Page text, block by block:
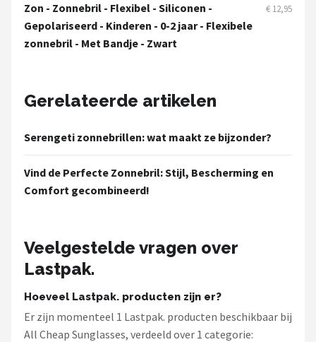
Alle merken →
Zon - Zonnebril - Flexibel - Siliconen -
Gepolariseerd - Kinderen - 0-2 jaar - Flexibele
zonnebril - Met Bandje - Zwart
€ 12,95
Gerelateerde artikelen
Serengeti zonnebrillen: wat maakt ze bijzonder?
Vind de Perfecte Zonnebril: Stijl, Bescherming en
Comfort gecombineerd!
Veelgestelde vragen over
Lastpak.
Hoeveel Lastpak. producten zijn er?
Er zijn momenteel 1 Lastpak. producten beschikbaar bij
All Cheap Sunglasses, verdeeld over 1 categorie: